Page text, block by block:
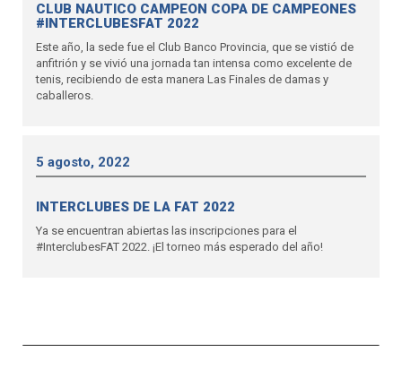
CLUB NAUTICO CAMPEON COPA DE CAMPEONES
#INTERCLUBESFAT 2022
Este año, la sede fue el Club Banco Provincia, que se vistió de
anfitrión y se vivió una jornada tan intensa como excelente de
tenis, recibiendo de esta manera Las Finales de damas y
caballeros.
5 agosto, 2022
INTERCLUBES DE LA FAT 2022
Ya se encuentran abiertas las inscripciones para el
#InterclubesFAT 2022. ¡El torneo más esperado del año!